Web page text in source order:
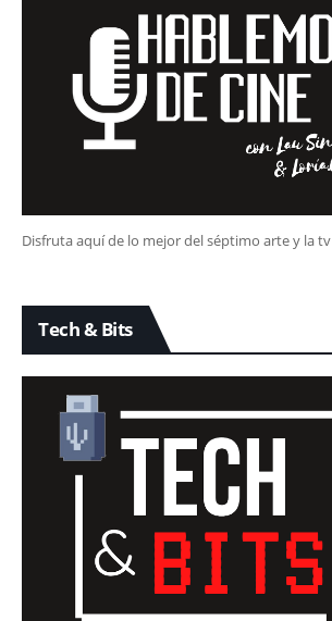
Disfruta aquí de lo mejor del séptimo arte y la tv
Tech & Bits